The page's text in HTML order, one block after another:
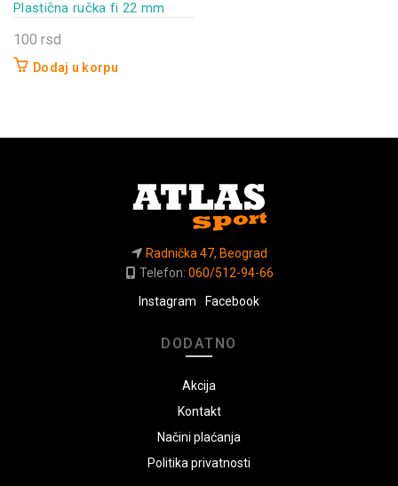
Plastična ručka fi 22 mm
100 rsd
Dodaj u korpu
Radnička 47, Beograd
Telefon: 060/512-94-66
Instagram
Facebook
DODATNO
Akcija
Kontakt
Načini plaćanja
Politika privatnosti